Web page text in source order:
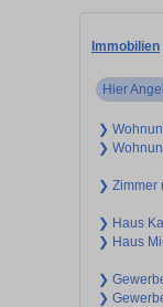
Immobilien
Hier
❯
❯
❯ Zimmer
❯ Haus
❯ Haus
❯
❯